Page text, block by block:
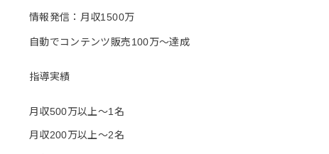
情報発信：月収1500万
自動でコンテンツ販売100万〜達成
指導実績
月収500万以上〜1名
月収200万以上〜2名